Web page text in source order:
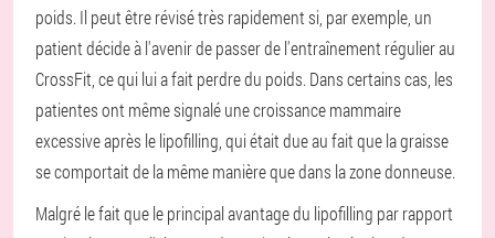
poids. Il peut être révisé très rapidement si, par exemple, un
patient décide à l'avenir de passer de l'entraînement régulier au
CrossFit, ce qui lui a fait perdre du poids. Dans certains cas, les
patientes ont même signalé une croissance mammaire
excessive après le lipofilling, qui était due au fait que la graisse
se comportait de la même manière que dans la zone donneuse.
Malgré le fait que le principal avantage du lipofilling par rapport